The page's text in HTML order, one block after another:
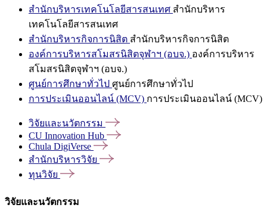
สำนักบริหารเทคโนโลยีสารสนเทศ สำนักบริหาร
เทคโนโลยีสารสนเทศ
สำนักบริหารกิจการนิสิต สำนักบริหารกิจการนิสิต
องค์การบริหารสโมสรนิสิตจุฬาฯ (อบจ.) องค์การบริหาร
สโมสรนิสิตจุฬาฯ (อบจ.)
ศูนย์การศึกษาทั่วไป ศูนย์การศึกษาทั่วไป
การประเมินออนไลน์ (MCV) การประเมินออนไลน์ (MCV)
วิจัยและนวัตกรรม
CU Innovation Hub
Chula DigiVerse
สำนักบริหารวิจัย
ทุนวิจัย
วิจัยและนวัตกรรม